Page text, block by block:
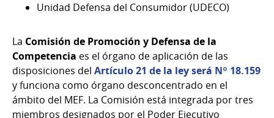
Unidad Defensa del Consumidor (UDECO)
La Comisión de Promoción y Defensa de la
Competencia es el órgano de aplicación de las
disposiciones del Artículo 21 de la ley será Nº 18.159
y funciona como órgano desconcentrado en el
ámbito del MEF. La Comisión está integrada por tres
miembros designados por el Poder Ejecutivo